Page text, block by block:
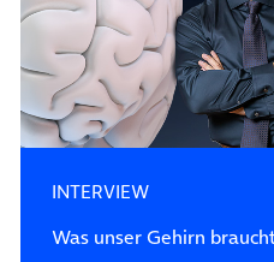
INTERVIEW
Was unser Gehirn